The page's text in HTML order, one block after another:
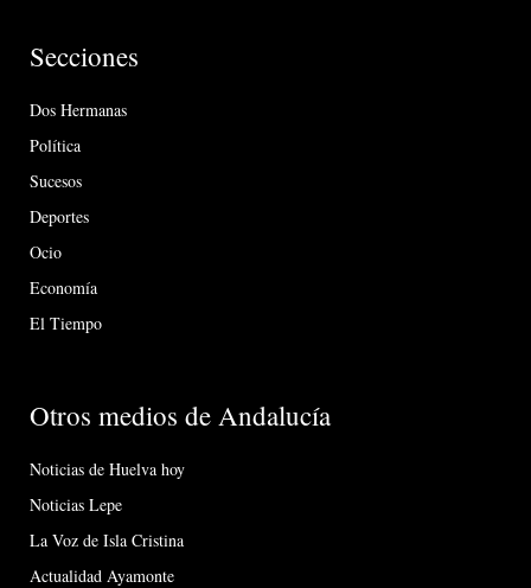
Secciones
Dos Hermanas
Política
Sucesos
Deportes
Ocio
Economía
El Tiempo
Otros medios de Andalucía
Noticias de Huelva hoy
Noticias Lepe
La Voz de Isla Cristina
Actualidad Ayamonte